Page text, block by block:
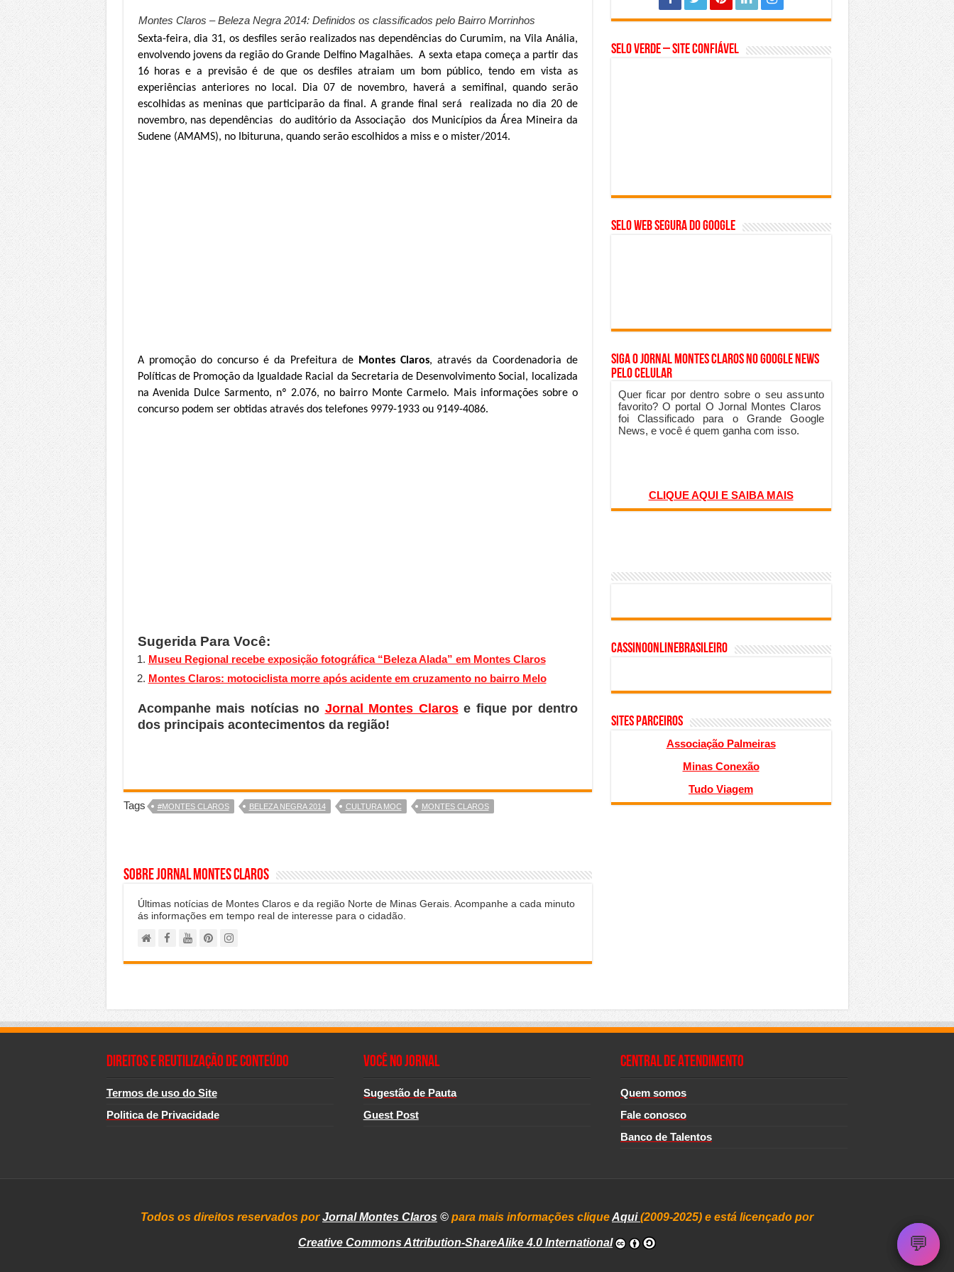
💬
Montes Claros – Beleza Negra 2014: Definidos os classificados pelo Bairro Morrinhos
Sexta-feira, dia 31, os desfiles serão realizados nas dependências do Curumim, na Vila Anália,
envolvendo jovens da região do Grande Delfino Magalhães. A sexta etapa começa a partir das
16 horas e a previsão é de que os desfiles atraiam um bom público, tendo em vista as
experiências anteriores no local. Dia 07 de novembro, haverá a semifinal, quando serão
escolhidas as meninas que participarão da final. A grande final será realizada no dia 20 de
novembro, nas dependências do auditório da Associação dos Municípios da Área Mineira da
Sudene (AMAMS), no Ibituruna, quando serão escolhidos a miss e o mister/2014.
A promoção do concurso é da Prefeitura de Montes Claros, através da Coordenadoria de
Políticas de Promoção da Igualdade Racial da Secretaria de Desenvolvimento Social, localizada
na Avenida Dulce Sarmento, nº 2.076, no bairro Monte Carmelo. Mais informações sobre o
concurso podem ser obtidas através dos telefones 9979-1933 ou 9149-4086.
Sugerida Para Você:
Museu Regional recebe exposição fotográfica “Beleza Alada” em Montes Claros
Montes Claros: motociclista morre após acidente em cruzamento no bairro Melo
Acompanhe mais notícias no Jornal Montes Clarose fique por dentro
dos principais acontecimentos da região!
Tags #MONTES CLAROS BELEZA NEGRA 2014 CULTURA MOC MONTES CLAROS
Sobre Jornal Montes Claros
Últimas notícias de Montes Claros e da região Norte de Minas Gerais. Acompanhe a cada minuto
ás informações em tempo real de interesse para o cidadão.
Selo Verde – Site Confiável
SELO WEB SEGURA do GOOGLE
Siga o Jornal Montes Claros no Google News
pelo Celular
Quer ficar por dentro sobre o seu assunto
favorito? O portal O Jornal Montes Claros
foi Classificado para o Grande Google
News, e você é quem ganha com isso.
CLIQUE AQUI E SAIBA MAIS
cassinoonlinebrasileiro
SITES PARCEIROS
Associação Palmeiras
Minas Conexão
Tudo Viagem
Direitos e Reutilização de Conteúdo
Termos de uso do Site
Politica de Privacidade
Você no Jornal
Sugestão de Pauta
Guest Post
CENTRAL DE ATENDIMENTO
Quem somos
Fale conosco
Banco de Talentos
Todos os direitos reservados por Jornal Montes Claros © para mais informações cliqueAqui(2009-2025) e está licençado por
Creative Commons Attribution-ShareAlike 4.0 International 💬